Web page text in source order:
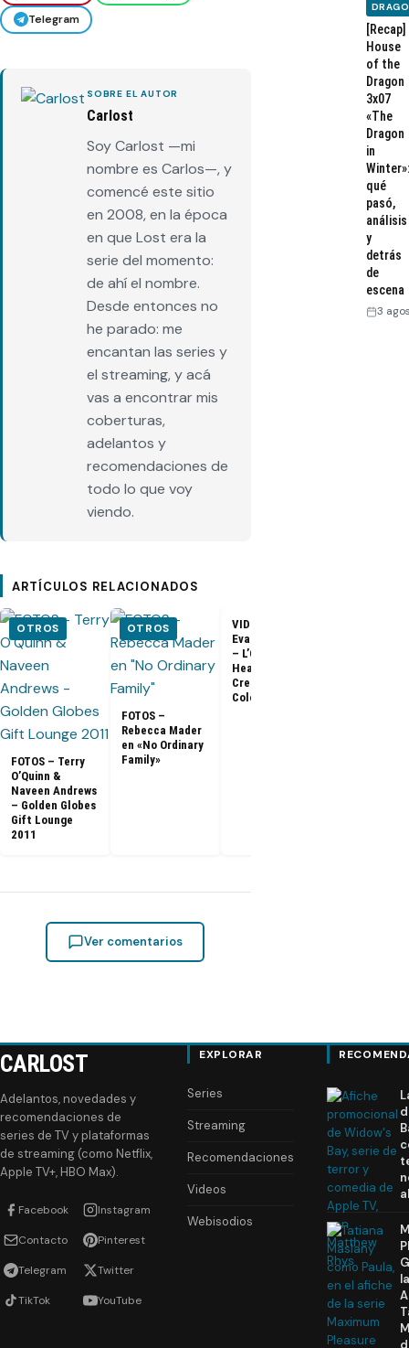
Telegram
SOBRE EL AUTOR
Carlost
Soy Carlost —mi
nombre es Carlos—, y
comencé este sitio
en 2008, en la época
en que Lost era la
serie del momento:
de ahí el nombre.
Desde entonces no
he parado: me
encantan las series y
el streaming, y acá
vas a encontrar mis
coberturas,
adelantos y
recomendaciones de
todo lo que voy
viendo.
ARTÍCULOS RELACIONADOS
OTROS
FOTOS – Terry
O’Quinn &
Naveen Andrews
– Golden Globes
Gift Lounge
2011
OTROS
FOTOS –
Rebecca Mader
en «No Ordinary
Family»
VIDEO –
Evangeline Lilly
– L’Oreal
Healthy Look
Creme Gloss
Color [HD]
Ver comentarios
[Recap]
House
of the
Dragon
3x07
«The
Dragon
in
Winter»:
qué
pasó,
análisis
y
detrás
de
escena
3
CARLOST
Adelantos, novedades y
recomendaciones de
series de TV y plataformas
de streaming (como Netflix,
Apple TV+, HBO Max).
Facebook Instagram
Contacto Pinterest
Telegram Twitter
TikTok YouTube
EXPLORAR
Series
Streaming
Recomendaciones
Videos
Webisodios